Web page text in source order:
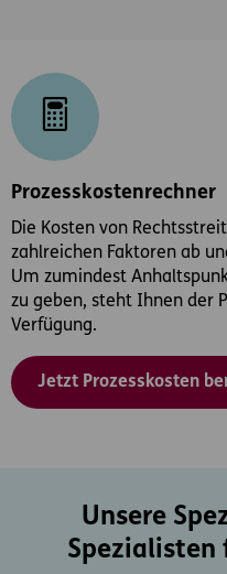
Prozesskostenrechner
Die Kosten von
zahlreichen Faktoren ab
Um zumindest
zu geben, steht Ihnen der
Verfügung.
Jetzt Prozesskosten
Unsere
Spezialisten